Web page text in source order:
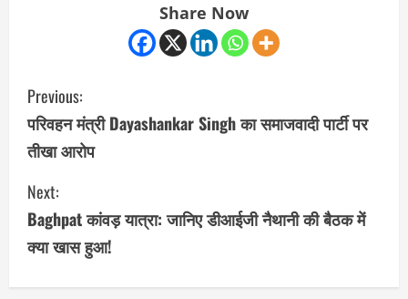
Share Now
C
o
n
t
i
n
Previous:
परिवहन मंत्री Dayashankar Singh का समाजवादी पार्टी पर
तीखा आरोप
Next:
Baghpat कांवड़ यात्रा: जानिए डीआईजी नैथानी की बैठक में
क्या खास हुआ!